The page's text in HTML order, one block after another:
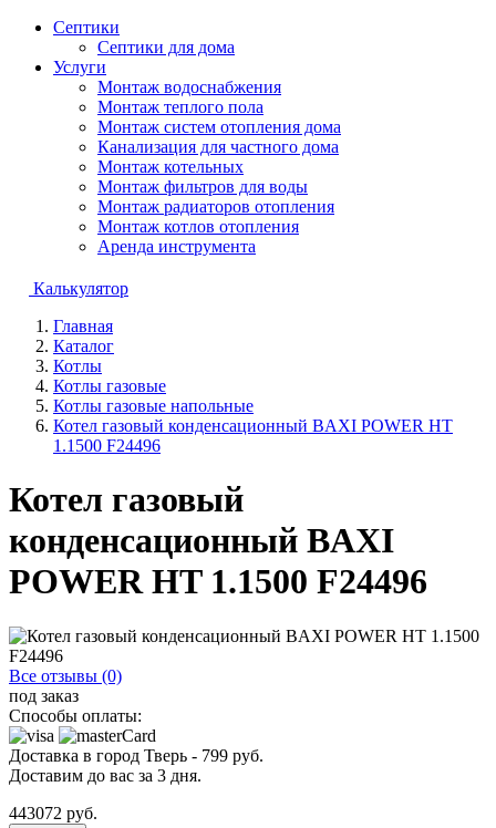
Септики
Септики для дома
Услуги
Монтаж водоснабжения
Монтаж теплого пола
Монтаж систем отопления дома
Канализация для частного дома
Монтаж котельных
Монтаж фильтров для воды
Монтаж радиаторов отопления
Монтаж котлов отопления
Аренда инструмента
Калькулятор
Главная
Каталог
Котлы
Котлы газовые
Котлы газовые напольные
Котел газовый конденсационный BAXI POWER HT
1.1500 F24496
Котел газовый
конденсационный BAXI
POWER HT 1.1500 F24496
Все отзывы (0)
под заказ
Способы оплаты:
Доставка в город Тверь - 799 руб.
Доставим до вас за 3 дня.
443072 руб.